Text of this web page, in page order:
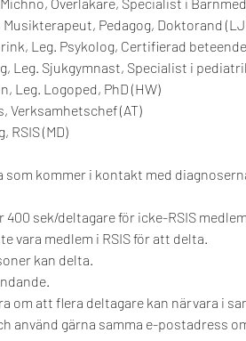
Pedagog, Doktorand
Leg. Psykolog, Certifierad
Leg. Sjukgymnast, Specialist i
Leg. Logoped, PhD (HW)
Verksamhetschef (AT)
RSIS (MD)
som kommer i kontakt med
sek/deltagare för icke-RSIS
vara medlem i RSIS för att delta.
kan delta.
om att flera deltagare kan närvara i
använd gärna samma e-postadress